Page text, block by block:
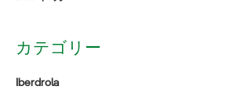
カテゴリー
Iberdrola